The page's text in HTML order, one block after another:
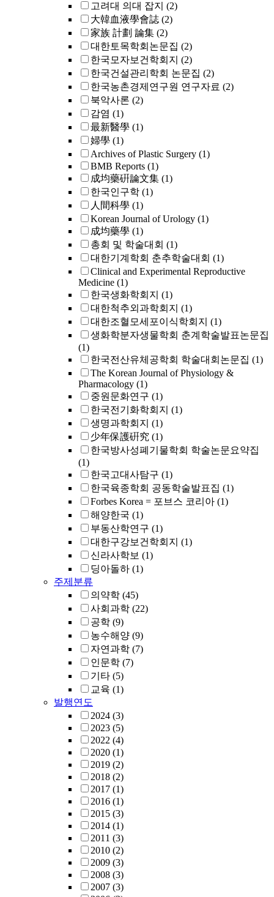
고려대 의대 잡지 (2)
大韓血液學會誌 (2)
家族 計劃 論集 (2)
대한토목학회논문집 (2)
한국모자보건학회지 (2)
한국건설관리학회 논문집 (2)
한국농촌경제연구원 연구자료 (2)
북악사론 (2)
감염 (1)
最新醫學 (1)
婦學 (1)
Archives of Plastic Surgery (1)
BMB Reports (1)
成均藥硏論文集 (1)
한국인구학 (1)
人間科學 (1)
Korean Journal of Urology (1)
成均藥學 (1)
총회 및 학술대회 (1)
대한기계학회 춘추학술대회 (1)
Clinical and Experimental Reproductive
Medicine (1)
한국생화학회지 (1)
대한척추외과학회지 (1)
대한조혈모세포이식학회지 (1)
생화학분자생물학회 춘계학술발표논문집
(1)
한국전산유체공학회 학술대회논문집 (1)
The Korean Journal of Physiology &
Pharmacology (1)
중원문화연구 (1)
한국전기화학회지 (1)
생명과학회지 (1)
少年保護硏究 (1)
한국방사성폐기물학회 학술논문요약집
(1)
한국고대사탐구 (1)
한국육종학회 공동학술발표집 (1)
Forbes Korea = 포브스 코리아 (1)
해양한국 (1)
부동산학연구 (1)
대한구강보건학회지 (1)
신라사학보 (1)
딩아돌하 (1)
주제분류
의약학 (45)
사회과학 (22)
공학 (9)
농수해양 (9)
자연과학 (7)
인문학 (7)
기타 (5)
교육 (1)
발행연도
2024 (3)
2023 (5)
2022 (4)
2020 (1)
2019 (2)
2018 (2)
2017 (1)
2016 (1)
2015 (3)
2014 (1)
2011 (3)
2010 (2)
2009 (3)
2008 (3)
2007 (3)